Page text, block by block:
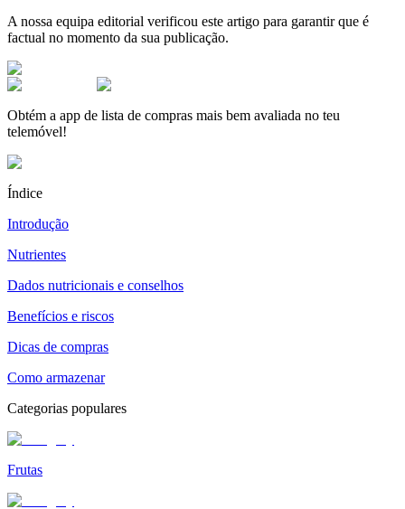
A nossa equipa editorial verificou este artigo para garantir que é
factual no momento da sua publicação.
Obtém a app de lista de compras mais bem avaliada no teu
telemóvel!
Índice
Introdução
Nutrientes
Dados nutricionais e conselhos
Benefícios e riscos
Dicas de compras
Como armazenar
Categorias populares
Frutas